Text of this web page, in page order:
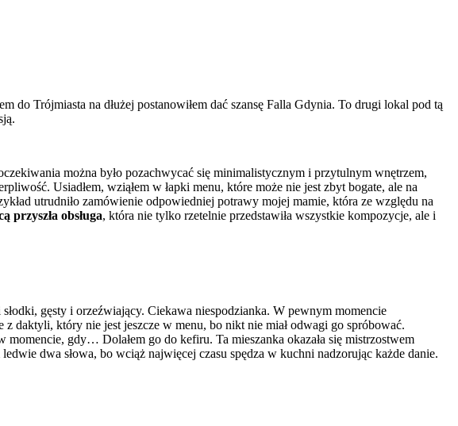
do Trójmiasta na dłużej postanowiłem dać szansę Falla Gdynia. To drugi lokal pod tą
można było pozachwycać się minimalistycznym i przytulnym wnętrzem,
Usiadłem, wziąłem w łapki menu, które może nie jest zbyt bogate, ale na
utrudniło zamówienie odpowiedniej potrawy mojej mamie, która ze względu na
przyszła obsługa, która nie tylko rzetelnie przedstawiła wszystkie kompozycje, ale i
gęsty i orzeźwiający. Ciekawa niespodzianka. W pewnym momencie
z daktyli, który nie jest jeszcze w menu, bo nikt nie miał odwagi go spróbować.
gdy… Dolałem go do kefiru. Ta mieszanka okazała się mistrzostwem
dwa słowa, bo wciąż najwięcej czasu spędza w kuchni nadzorując każde danie.